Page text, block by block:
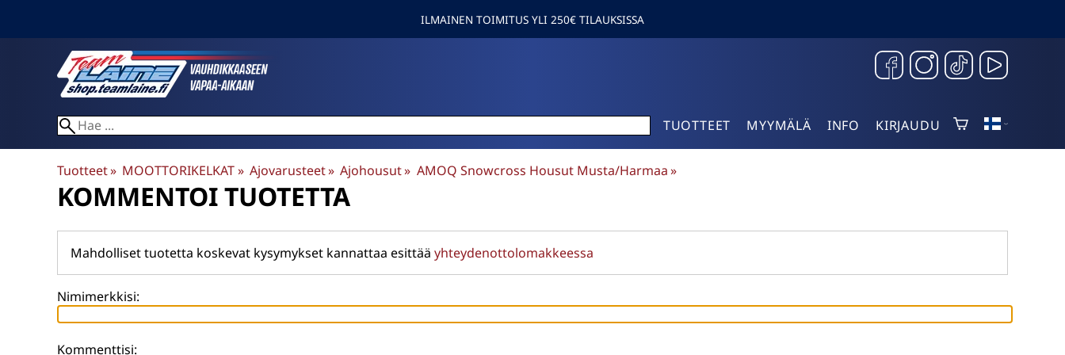
ILMAINEN TOIMITUS YLI 250€ TILAUKSISSA
TUOTTEET MYYMÄLÄ INFO KIRJAUDU
Tuotteet‪» MOOTTORIKELKAT‪» Ajovarusteet‪» Ajohousut‪» AMOQ Snowcross Housut Musta/Harmaa‪»
KOMMENTOI TUOTETTA
Mahdolliset tuotetta koskevat kysymykset kannattaa esittää yhteydenottolomakkeessa
Nimimerkkisi:
Kommenttisi: